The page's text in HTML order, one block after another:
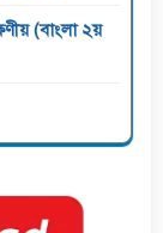
(বাংলা ২য়